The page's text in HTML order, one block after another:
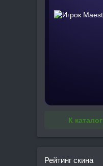
К
Рейтинг скина